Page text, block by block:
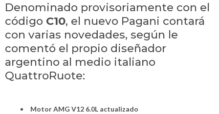
Denominado provisoriamente con el
código C10, el nuevo Pagani contará
con varias novedades, según le
comentó el propio diseñador
argentino al medio italiano
QuattroRuote:
Motor AMG V12 6.0L actualizado